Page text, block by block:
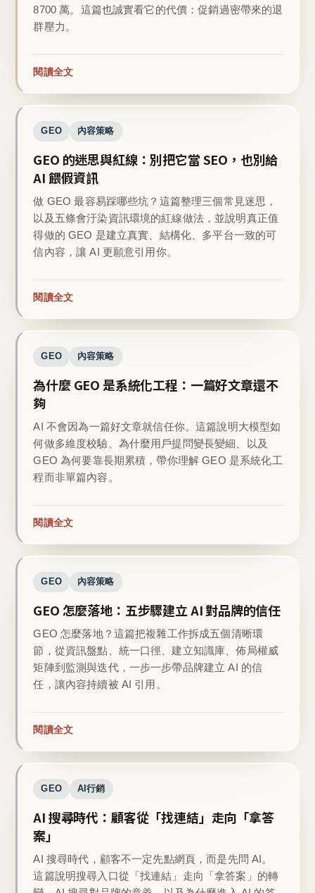
8700 萬。這篇也誠實看它的代價：促銷過密帶來的退
群壓力。
閱讀全文
GEO 內容策略
GEO 的迷思與紅線：別把它當 SEO，也別給
AI 餵假資訊
做 GEO 最容易踩哪些坑？這篇整理三個常見迷思，
以及五條會汙染資訊環境的紅線做法，並說明真正值
得做的 GEO 是建立真實、結構化、多平台一致的可
信內容，讓 AI 更願意引用你。
閱讀全文
GEO 內容策略
為什麼 GEO 是系統化工程：一篇好文章還不
夠
AI 不會因為一篇好文章就信任你。這篇說明大模型如
何做多維度校驗、為什麼用戶提問變長變細、以及
GEO 為何要靠長期累積，帶你理解 GEO 是系統化工
程而非單篇內容。
閱讀全文
GEO 內容策略
GEO 怎麼落地：五步驟建立 AI 對品牌的信任
GEO 怎麼落地？這篇把複雜工作拆成五個清晰環
節，從資訊盤點、統一口徑、建立知識庫、佈局權威
矩陣到監測與迭代，一步一步帶品牌建立 AI 的信
任，讓內容持續被 AI 引用。
閱讀全文
GEO AI行銷
AI 搜尋時代：顧客從「找連結」走向「拿答
案」
AI 搜尋時代，顧客不一定先點網頁，而是先問 AI。
這篇說明搜尋入口從「找連結」走向「拿答案」的轉